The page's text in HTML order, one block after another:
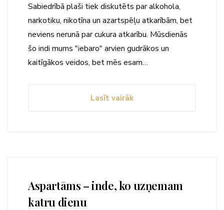
Sabiedrībā plaši tiek diskutēts par alkohola,
narkotiku, nikotīna un azartspēļu atkarībām, bet
neviens nerunā par cukura atkarību. Mūsdienās
šo indi mums "iebaro" arvien gudrākos un
kaitīgākos veidos, bet mēs esam…
Lasīt vairāk
Aspartāms – inde, ko uzņemam
katru dienu